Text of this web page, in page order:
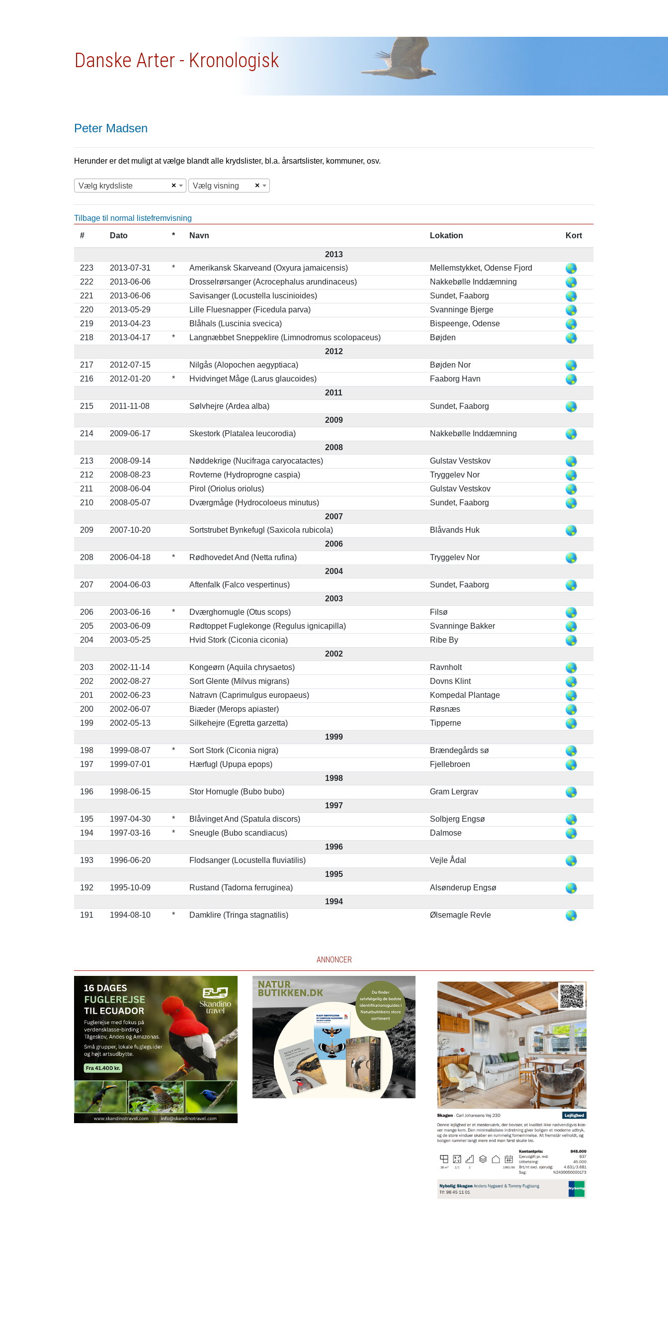
Danske Arter - Kronologisk
Peter Madsen
Herunder er det muligt at vælge blandt alle krydslister, bl.a. årsartslister, kommuner, osv.
×
Vælg krydsliste ×
Vælg visning
Tilbage til normal listefremvisning
# Dato * Navn Lokation Kort
2013
223
2013-07-31 * Amerikansk Skarveand (Oxyura jamaicensis)
Mellemstykket, Odense Fjord
222
2013-06-06 Drosselrørsanger (Acrocephalus arundinaceus)
Nakkebølle Inddæmning
221
2013-06-06 Savisanger (Locustella luscinioides)
Sundet, Faaborg
220
2013-05-29 Lille Fluesnapper (Ficedula parva)
Svanninge Bjerge
219
2013-04-23 Blåhals (Luscinia svecica)
Bispeenge, Odense
218
2013-04-17 * Langnæbbet Sneppeklire (Limnodromus scolopaceus)
Bøjden
2012
217
2012-07-15 Nilgås (Alopochen aegyptiaca)
Bøjden Nor
216
2012-01-20 * Hvidvinget Måge (Larus glaucoides)
Faaborg Havn
2011
215
2011-11-08 Sølvhejre (Ardea alba)
Sundet, Faaborg
2009
214
2009-06-17 Skestork (Platalea leucorodia)
Nakkebølle Inddæmning
2008
213
2008-09-14 Nøddekrige (Nucifraga caryocatactes)
Gulstav Vestskov
212
2008-08-23 Rovterne (Hydroprogne caspia)
Tryggelev Nor
211
2008-06-04 Pirol (Oriolus oriolus)
Gulstav Vestskov
210
2008-05-07 Dværgmåge (Hydrocoloeus minutus)
Sundet, Faaborg
2007
209
2007-10-20 Sortstrubet Bynkefugl (Saxicola rubicola)
Blåvands Huk
2006
208
2006-04-18 * Rødhovedet And (Netta rufina)
Tryggelev Nor
2004
207
2004-06-03 Aftenfalk (Falco vespertinus)
Sundet, Faaborg
2003
206
2003-06-16 * Dværghornugle (Otus scops)
Filsø
205
2003-06-09 Rødtoppet Fuglekonge (Regulus ignicapilla)
Svanninge Bakker
204
2003-05-25 Hvid Stork (Ciconia ciconia)
Ribe By
2002
203
2002-11-14 Kongeørn (Aquila chrysaetos)
Ravnholt
202
2002-08-27 Sort Glente (Milvus migrans)
Dovns Klint
201
2002-06-23 Natravn (Caprimulgus europaeus)
Kompedal Plantage
200
2002-06-07 Biæder (Merops apiaster)
Røsnæs
199
2002-05-13 Silkehejre (Egretta garzetta)
Tipperne
1999
198
1999-08-07 * Sort Stork (Ciconia nigra)
Brændegårds sø
197
1999-07-01 Hærfugl (Upupa epops)
Fjellebroen
1998
196
1998-06-15 Stor Hornugle (Bubo bubo)
Gram Lergrav
1997
195
1997-04-30 * Blåvinget And (Spatula discors)
Solbjerg Engsø
194
1997-03-16 * Sneugle (Bubo scandiacus)
Dalmose
1996
193
1996-06-20 Flodsanger (Locustella fluviatilis)
Vejle Ådal
1995
192
1995-10-09 Rustand (Tadorna ferruginea)
Alsønderup Engsø
1994
191
1994-08-10 * Damklire (Tringa stagnatilis) Ølsemagle Revle
ANNONCER